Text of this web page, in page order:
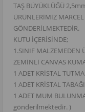
TAŞ BÜYÜKLÜĞÜ
ÜRÜNLERİMİZ
GÖNDERİLMEKTEDİR.
KUTU İÇERİSİNDE;
1.SINIF MALZEMEDEN
ZEMİNLİ CANVAS
1 ADET KRİSTAL
1 ADET KRİSTAL TABAĞI
1 ADET MUM
gönderilmektedir. )